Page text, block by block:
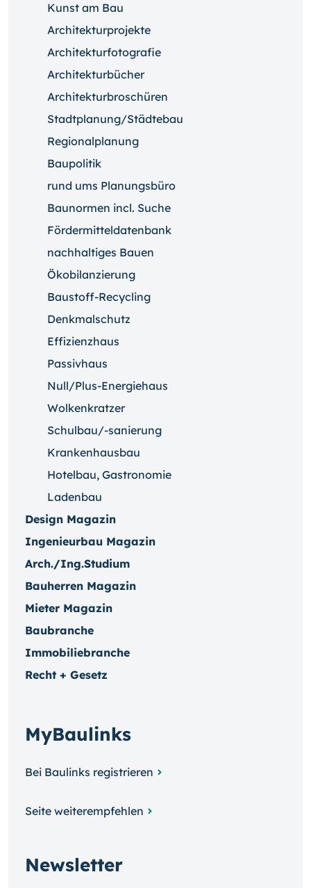
Kunst am Bau
Architekturprojekte
Architekturfotografie
Architekturbücher
Architekturbroschüren
Stadtplanung/Städtebau
Regionalplanung
Baupolitik
rund ums Planungsbüro
Baunormen incl. Suche
Fördermitteldatenbank
nachhaltiges Bauen
Ökobilanzierung
Baustoff-Recycling
Denkmalschutz
Effizienzhaus
Passivhaus
Null/Plus-Energiehaus
Wolkenkratzer
Schulbau/-sanierung
Krankenhausbau
Hotelbau, Gastronomie
Ladenbau
Design Magazin
Ingenieurbau Magazin
Arch./Ing.Studium
Bauherren Magazin
Mieter Magazin
Baubranche
Immobiliebranche
Recht + Gesetz
MyBaulinks
Bei Baulinks registrieren
Seite weiterempfehlen
Newsletter